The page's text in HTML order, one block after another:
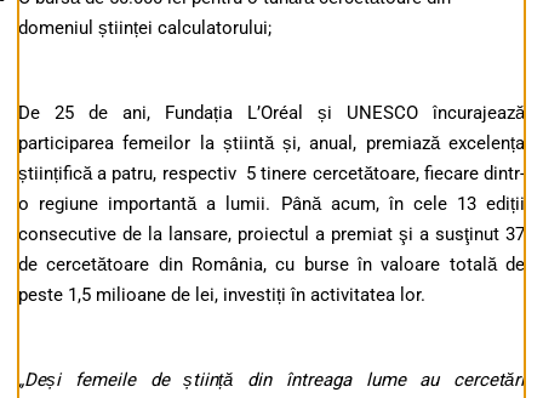
domeniul științei calculatorului;
De 25 de ani, Fundația L’Oréal și UNESCO încurajează
participarea femeilor la știintă și, anual, premiază excelența
științifică a patru, respectiv 5 tinere cercetătoare, fiecare dintr-
o regiune importantă a lumii. Până acum, în cele 13 ediții
consecutive de la lansare, proiectul a premiat şi a susţinut 37
de cercetătoare din România, cu burse în valoare totală de
peste 1,5 milioane de lei, investiți în activitatea lor.
„Deși femeile de știință din întreaga lume au cercetări